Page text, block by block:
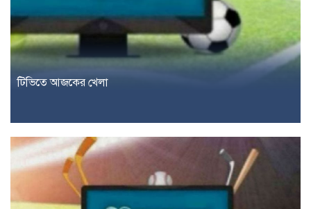
টিভিতে আজকের খেলা